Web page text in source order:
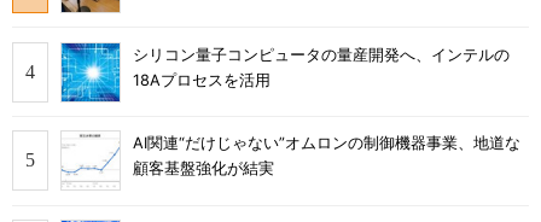
シリコン量子コンピュータの量産開発へ、インテルの
18Aプロセスを活用
AI関連“だけじゃない”オムロンの制御機器事業、地道な
顧客基盤強化が結実